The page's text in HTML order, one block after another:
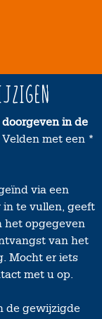
in de
met een *
via een
in te vullen, geeft
het opgegeven
van het
Mocht er iets
met u op.
de gewijzigde